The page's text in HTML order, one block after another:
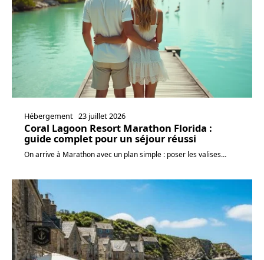
Hébergement 23 juillet 2026
Coral Lagoon Resort Marathon Florida :
guide complet pour un séjour réussi
On arrive à Marathon avec un plan simple : poser les valises…